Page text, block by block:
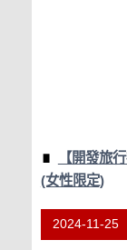
【開發旅
(女性限定)
2024-11-25